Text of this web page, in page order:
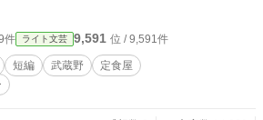
件 ライト文芸 9,591 位 / 9,591件
短編 武蔵野
定食屋